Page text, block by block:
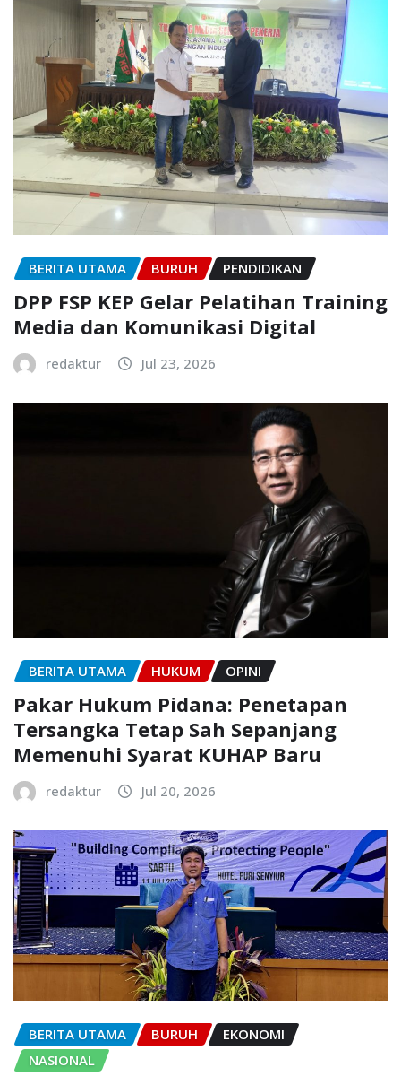
BERITA UTAMA BURUH PENDIDIKAN
DPP FSP KEP Gelar Pelatihan Training
Media dan Komunikasi Digital
redaktur Jul 23, 2026
BERITA UTAMA HUKUM OPINI
Pakar Hukum Pidana: Penetapan
Tersangka Tetap Sah Sepanjang
Memenuhi Syarat KUHAP Baru
redaktur Jul 20, 2026
BERITA UTAMA BURUH
EKONOMI
NASIONAL